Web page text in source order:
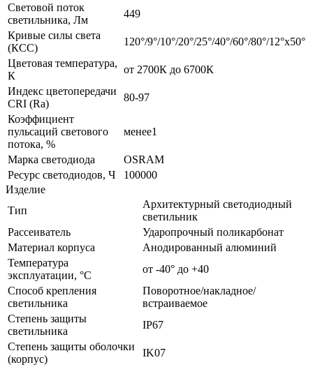
Световой поток
светильника, Лм
449
Кривые силы света
(КСС)
120°/9°/10°/20°/25°/40°/60°/80°/12°х50°
Цветовая температура,
К
от 2700К до 6700К
Индекс цветопередачи
CRI (Ra)
80-97
Коэффициент
пульсаций светового
потока, %
менее1
Марка светодиода
OSRAM
Ресурс светодиодов, Ч
100000
Изделие
Тип
Архитектурный светодиодный
светильник
Рассеиватель
Ударопрочный поликарбонат
Материал корпуса
Анодированный алюминий
Температура
эксплуатации, °С
от -40° до +40
Способ крепления
светильника
Поворотное/накладное/
встраиваемое
Степень защиты
светильника
IP67
Степень защиты оболочки
(корпус)
IK07